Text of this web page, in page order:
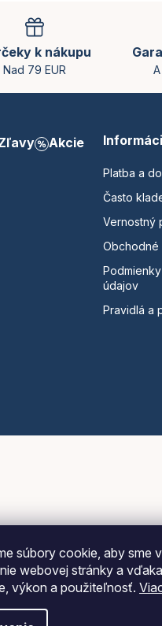
súbory cookie, aby sme
webovej stránky a
výkon a použiteľnosť.
k nákupu
Nad 79 EUR
Akcie
Platba a
Často
Vernostný
Obchodné
údajov
Pravidlá a